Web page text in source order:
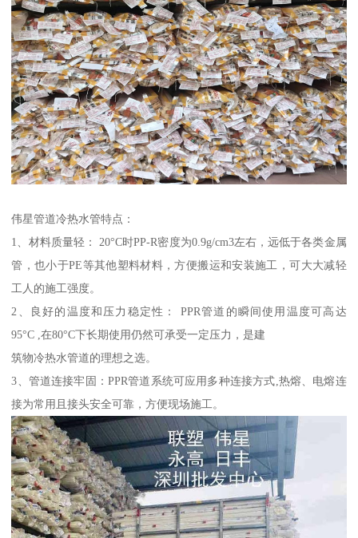
伟星管道冷热水管特点：
1、材料质量轻： 20°C时PP-R密度为0.9g/cm3左右，远低于各类金属
管，也小于PE等其他塑料材料，方便搬运和安装施工，可大大减轻
工人的施工强度。
2、良好的温度和压力稳定性： PPR管道的瞬间使用温度可高达
95°C ,在80°C下长期使用仍然可承受一定压力，是建
筑物冷热水管道的理想之选。
3、管道连接牢固：PPR管道系统可应用多种连接方式,热熔、电熔连
接为常用且接头安全可靠，方便现场施工。